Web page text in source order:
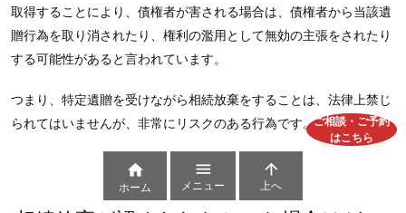
取得することにより、債権者が害される場合は、債権者から当該遺
贈行為を取り消されたり、権利の濫用として無効の主張をされたり
する可能性があると言われています。
つまり、特定遺贈を受けながら相続放棄をすることは、法律上禁じ
られてはいませんが、非常にリスクのある行為です。ご相談・ご予約
はこちら

ホーム

メニュー

上へ